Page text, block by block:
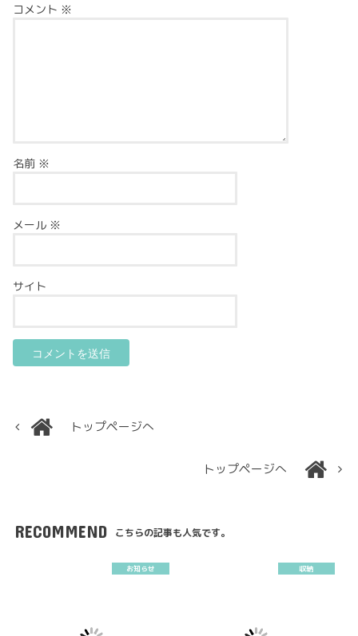
コメント ※
名前 ※
メール ※
サイト
トップページへ
トップページへ
RECOMMEND こちらの記事も人気です。
お知らせ 収納